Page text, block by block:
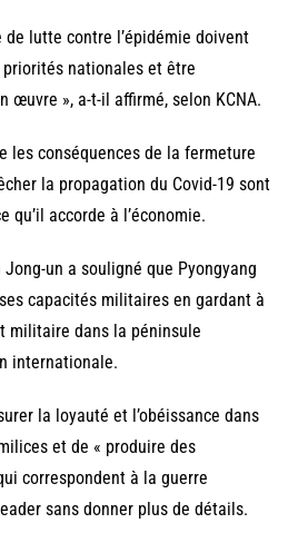
de lutte contre l’épidémie doivent
nationales et être
œuvre », a-t-il affirmé, selon KCNA.
les conséquences de la fermeture
la propagation du Covid-19 sont
qu’il accorde à l’économie.
un a souligné que Pyongyang
capacités militaires en gardant à
militaire dans la péninsule
internationale.
la loyauté et l’obéissance dans
et de « produire des
correspondent à la guerre
sans donner plus de détails.